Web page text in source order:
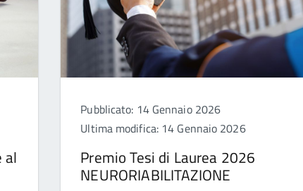
al
Pubblicato: 14 Gennaio 2026
Ultima modifica: 14 Gennaio 2026
Premio Tesi di Laurea 2026
NEURORIABILITAZIONE